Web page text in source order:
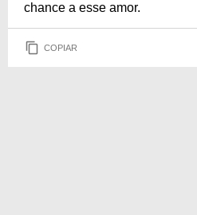
chance a esse amor.
COPIAR